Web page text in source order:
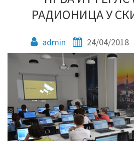
РАДИОНИЦА У
admin 24/04/2018